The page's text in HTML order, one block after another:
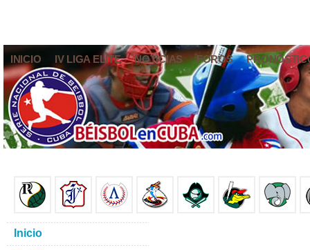
INICIO IV LIGA ELITE NOTICIAS FOROS
Inicio